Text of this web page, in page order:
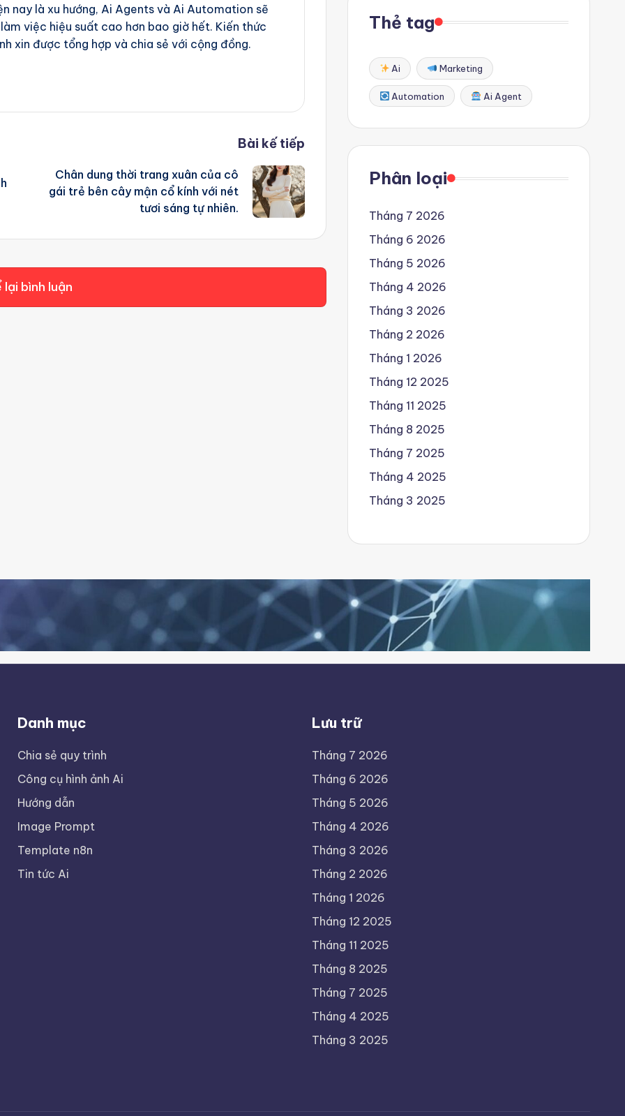
nay là xu hướng, Ai Agents và Ai Automation sẽ
việc hiệu suất cao hơn bao giờ hết. Kiến thức
xin được tổng hợp và chia sẻ với cộng đồng.
Bài kế tiếp
Chân dung thời trang xuân của cô
gái trẻ bên cây mận cổ kính với nét
tươi sáng tự nhiên.
bình luận
Thẻ tag
Ai Marketing
Automation Ai Agent
Phân loại
Tháng 7 2026
Tháng 6 2026
Tháng 5 2026
Tháng 4 2026
Tháng 3 2026
Tháng 2 2026
Tháng 1 2026
Tháng 12 2025
Tháng 11 2025
Tháng 8 2025
Tháng 7 2025
Tháng 4 2025
Tháng 3 2025
Danh mục
Chia sẻ quy trình
Công cụ hình ảnh Ai
Hướng dẫn
Image Prompt
Template n8n
Tin tức Ai
Lưu trữ
Tháng 7 2026
Tháng 6 2026
Tháng 5 2026
Tháng 4 2026
Tháng 3 2026
Tháng 2 2026
Tháng 1 2026
Tháng 12 2025
Tháng 11 2025
Tháng 8 2025
Tháng 7 2025
Tháng 4 2025
Tháng 3 2025